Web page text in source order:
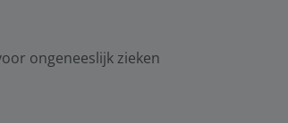
ongeneeslijk zieken